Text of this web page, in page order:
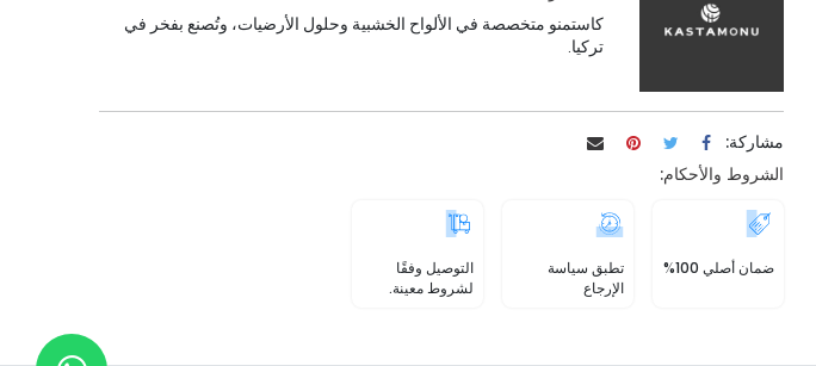
كاستمنو متخصصة في الألواح الخشبية وحلول الأرضيات، وتُصنع بفخر في
تركيا.
مشاركة:
الشروط والأحكام:
ضمان أصلي 100%
تطبق سياسة
الإرجاع
التوصيل وفقًا
لشروط معينة.